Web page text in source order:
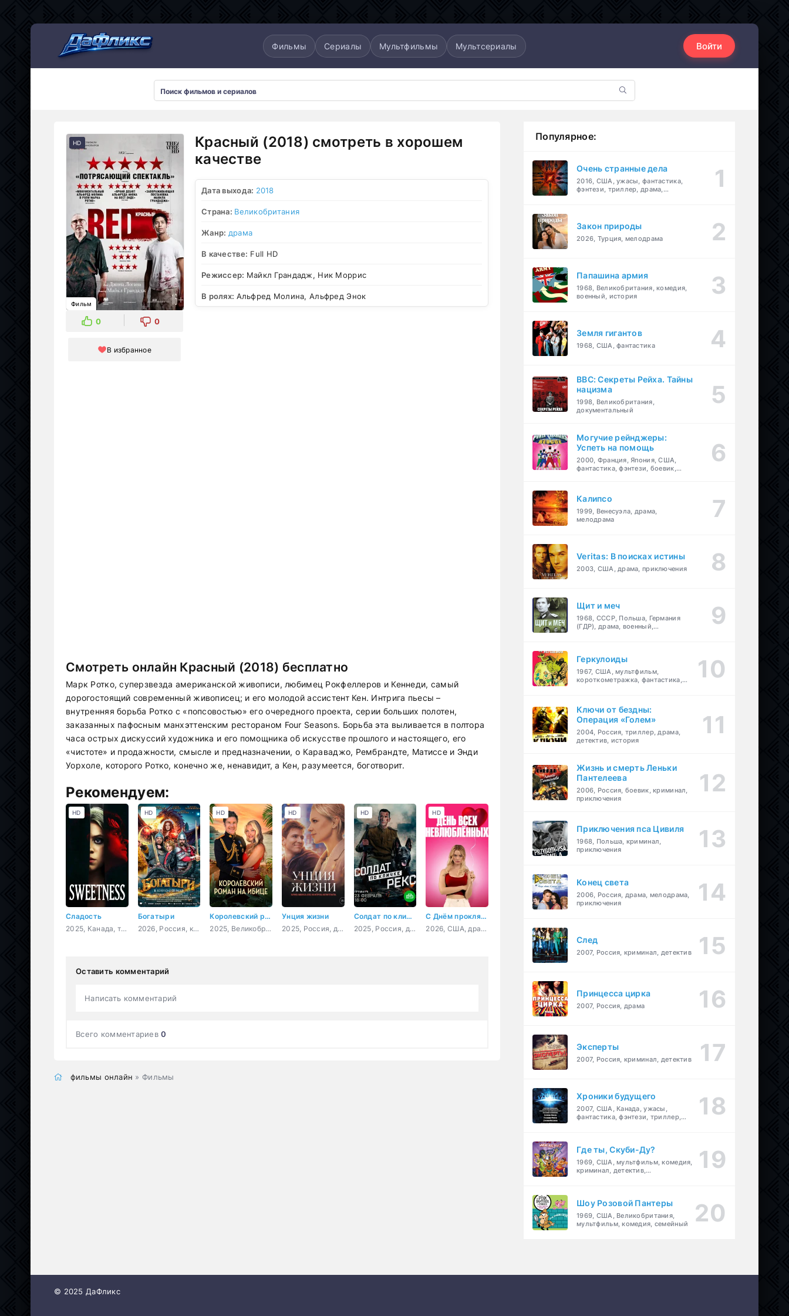
Фильмы Сериалы Мультфильмы Мультсериалы Войти
HD
Фильм
0 0
В избранное
Красный (2018) смотреть в хорошем
качестве
Дата выхода: 2018
Страна: Великобритания
Жанр: драма
В качестве: Full HD
Режиссер: Майкл Грандадж, Ник Моррис
В ролях: Альфред Молина, Альфред Энок
Смотреть онлайн Красный (2018) бесплатно
Марк Ротко, суперзвезда американской живописи, любимец Рокфеллеров и Кеннеди, самый
дорогостоящий современный живописец; и его молодой ассистент Кен. Интрига пьесы –
внутренняя борьба Ротко с «попсовостью» его очередного проекта, серии больших полотен,
заказанных пафосным манхэттенским рестораном Four Seasons. Борьба эта выливается в полтора
часа острых дискуссий художника и его помощника об искусстве прошлого и настоящего, его
«чистоте» и продажности, смысле и предназначении, о Караваджо, Рембрандте, Матиссе и Энди
Уорхоле, которого Ротко, конечно же, ненавидит, а Кен, разумеется, боготворит.
Рекомендуем:
Сладость
2025, Канада, триллер, драма
HD
Богатыри
2026, Россия, комедия, семейный, фэнтези
HD
Королевский роман на Ибице
2025, Великобритания, мелодрама
HD
Унция жизни
2025, Россия, драма
HD
Солдат по кличке Рекс
2025, Россия, драма, военный
HD
С Днём проклятого Валентина!
2026, США, драма, мелодрама, комедия
HD
Оставить комментарий
Написать комментарий
Всего комментариев0
фильмы онлайн » Фильмы
Популярное:
Очень странные дела
2016, США, ужасы, фантастика,
фэнтези, триллер, драма,
Закон природы
2026, Турция, мелодрама
Папашина армия
1968, Великобритания, комедия,
военный, история
Земля гигантов
1968, США, фантастика
BBC: Секреты Рейха. Тайны
нацизма
1998, Великобритания,
документальный
Могучие рейнджеры:
Успеть на помощь
2000, Франция, Япония, США,
фантастика, фэнтези, боевик,
Калипсо
1999, Венесуэла, драма,
мелодрама
Veritas: В поисках истины
2003, США, драма, приключения
Щит и меч
1968, СССР, Польша, Германия
(ГДР), драма, военный,
Геркулоиды
1967, США, мультфильм,
короткометражка, фантастика,
Ключи от бездны:
Операция «Голем»
2004, Россия, триллер, драма,
детектив, история
Жизнь и смерть Леньки
Пантелеева
2006, Россия, боевик, криминал,
приключения
Приключения пса Цивиля
1968, Польша, криминал,
приключения
Конец света
2006, Россия, драма, мелодрама,
приключения
След
2007, Россия, криминал, детектив
Принцесса цирка
2007, Россия, драма
Эксперты
2007, Россия, криминал, детектив
Хроники будущего
2007, США, Канада, ужасы,
фантастика, фэнтези, триллер,
Где ты, Скуби-Ду?
1969, США, мультфильм, комедия,
криминал, детектив,
Шоу Розовой Пантеры
1969, США, Великобритания,
мультфильм, комедия, семейный
© 2025 ДаФликс
Мультсериалы